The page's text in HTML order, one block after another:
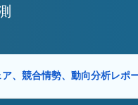
、競合情勢、動向分析レポ